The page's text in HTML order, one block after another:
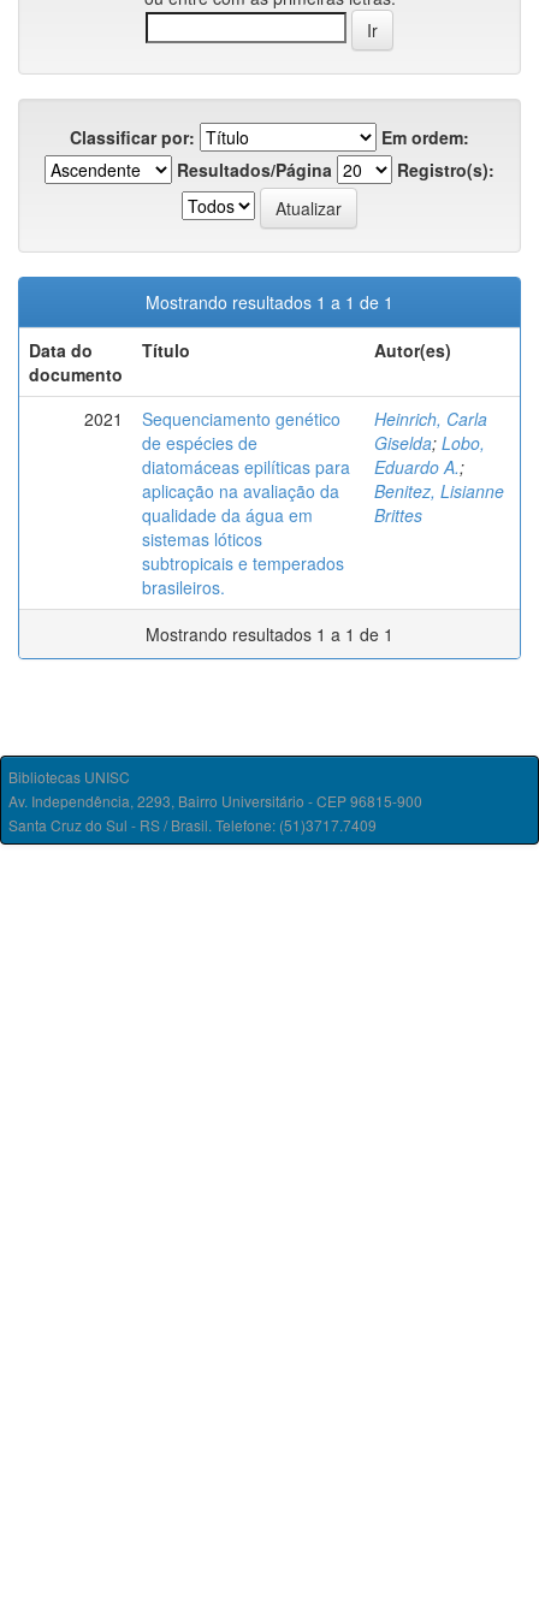
Classificar por:
Em ordem:
Resultados/Página
Registro(s):
Mostrando resultados 1 a 1 de 1
Data do
documento
Título Autor(es)
2021
Sequenciamento genético
de espécies de
diatomáceas epilíticas para
aplicação na avaliação da
qualidade da água em
sistemas lóticos
subtropicais e temperados
brasileiros.
Heinrich, Carla
Giselda; Lobo,
Eduardo A.;
Benitez, Lisianne
Brittes
Mostrando resultados 1 a 1 de 1
Bibliotecas UNISC
Av. Independência, 2293, Bairro Universitário - CEP 96815-900
Santa Cruz do Sul - RS / Brasil. Telefone: (51)3717.7409